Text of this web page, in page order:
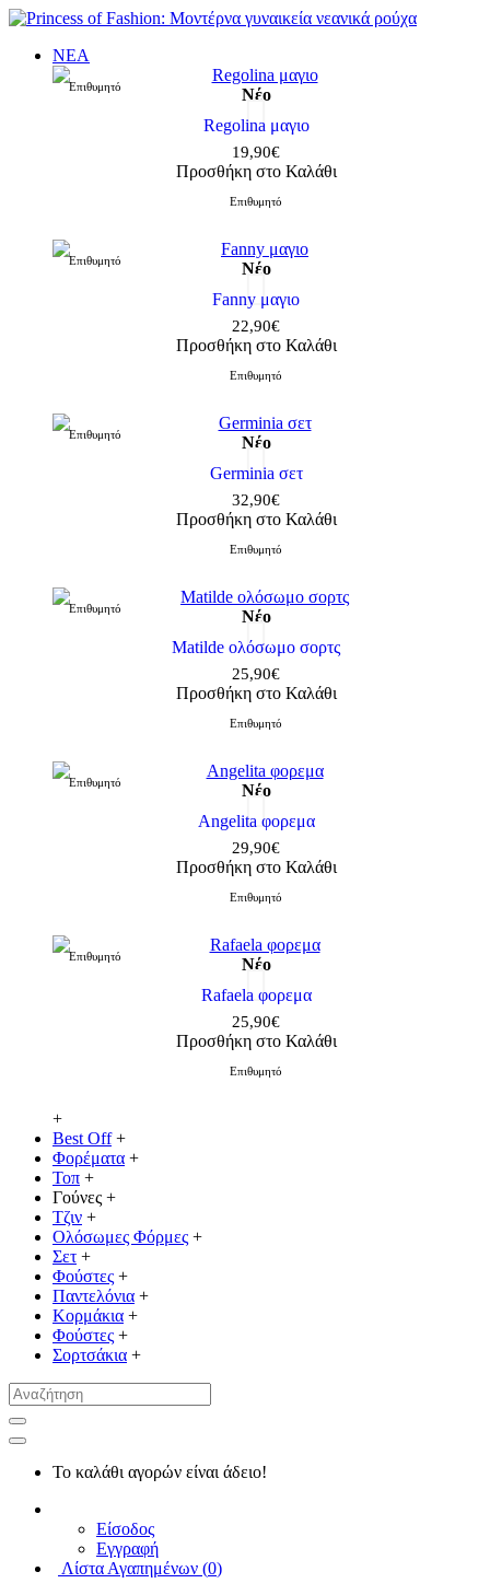
ΝΕΑ
Νέο
Επιθυμητό
Regolina μαγιο
19,90€
Προσθήκη στο Καλάθι
Επιθυμητό
Νέο
Επιθυμητό
Fanny μαγιο
22,90€
Προσθήκη στο Καλάθι
Επιθυμητό
Νέο
Επιθυμητό
Germinia σετ
32,90€
Προσθήκη στο Καλάθι
Επιθυμητό
Νέο
Επιθυμητό
Matilde ολόσωμο σορτς
25,90€
Προσθήκη στο Καλάθι
Επιθυμητό
Νέο
Επιθυμητό
Angelita φορεμα
29,90€
Προσθήκη στο Καλάθι
Επιθυμητό
Νέο
Επιθυμητό
Rafaela φορεμα
25,90€
Προσθήκη στο Καλάθι
Επιθυμητό
+
Best Off +
Φορέματα +
Τοπ +
Γούνες +
Τζιν +
Ολόσωμες Φόρμες +
Σετ +
Φούστες +
Παντελόνια +
Κορμάκια +
Φούστες +
Σορτσάκια +
Το καλάθι αγορών είναι άδειο!
Είσοδος
Εγγραφή
Λίστα Αγαπημένων (0)